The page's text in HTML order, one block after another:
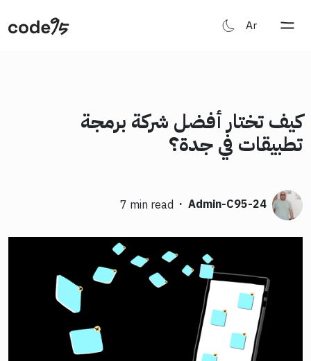
Ar
كيف تختار أفضل شركة برمجة
تطبيقات في جدة؟
Admin-C95-24
·
7 min read